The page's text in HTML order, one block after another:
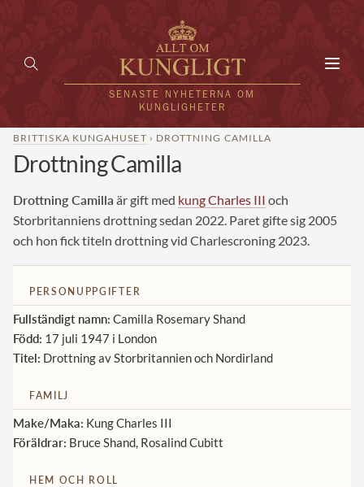
SENASTE NYHETERNA OM
KUNGLIGHETER
HEM
KUNGAFAMILJEN
UTLÄNDSKT
VÄRLDENS KUNGAHUS
Svenska kungahuset
Brittiska kungahuset
Danska kungahuset
Spanska kungahuset
BRITTISKA KUNGAHUSET › DROTTNING CAMILLA
Drottning Camilla
Drottning Camilla är gift med kung Charles III och
Storbritanniens drottning sedan 2022. Paret gifte sig 2005
och hon fick titeln drottning vid Charlescroning 2023.
PERSONUPPGIFTER
Fullständigt namn: Camilla Rosemary Shand
Född: 17 juli 1947 i London
Titel: Drottning av Storbritannien och Nordirland
FAMILJ
Make/Maka: Kung Charles III
Föräldrar: Bruce Shand, Rosalind Cubitt
HEM OCH ROLL